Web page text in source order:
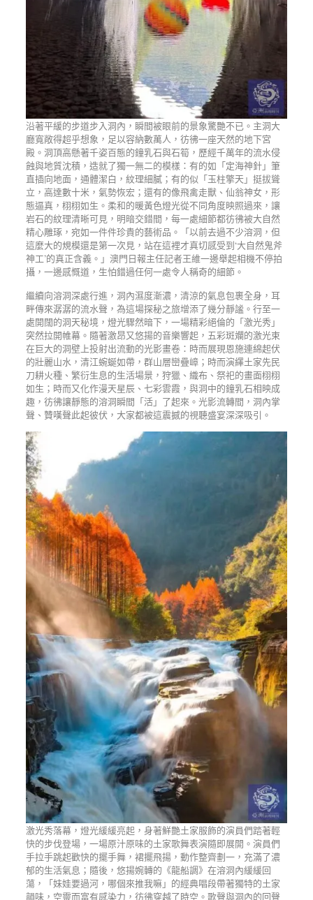
沿著平緩的步道步入洞內，瞬間被眼前的景象驚艷不已。主洞大
廳寬敞得超乎想象，足以容納數萬人，彷彿一座天然的地下宮
殿。洞頂高懸著千姿百態的鐘乳石與石筍，歷經千萬年的流水侵
蝕與地質沈積，造就了獨一無二的模樣：有的如「定海神針」筆
直插向地面，通體潔白，紋理細膩；有的似「玉柱擎天」挺拔聳
立，高達數十米，氣勢恢宏；還有的像飛禽走獸、仙翁神女，形
態逼真，栩栩如生。柔和的暖黃色燈光從不同角度映照過來，讓
岩石的紋理清晰可見，明暗交錯間，每一處細節都彷彿被大自然
精心雕琢，宛如一件件珍貴的藝術品。「以前去過不少溶洞，但
這麼大的規模還是第一次見，站在這裡才真切感受到‘大自然鬼斧
神工’的真正含義。」澳門日報主任記者王維一邊舉起相機不停拍
攝，一邊感慨道，生怕錯過任何一處令人稱奇的細節。
繼續向溶洞深處行進，洞內濕度漸濃，清涼的氣息包裹全身，耳
畔傳來潺潺的流水聲，為這場探秘之旅增添了幾分靜謐。行至一
處開闊的洞天秘境，燈光驟然暗下，一場精彩絕倫的「激光秀」
突然拉開帷幕。隨著激昂又悠揚的音樂響起，五彩斑斕的激光束
在巨大的洞壁上投射出流動的光影畫卷：時而展現恩施連綿起伏
的壯麗山水，清江蜿蜒如帶，群山層巒疊嶂；時而演繹土家先民
刀耕火種、繁衍生息的生活場景，狩獵、織布、祭祀的畫面栩栩
如生；時而又化作漫天星辰、七彩雲霞，與洞中的鐘乳石相映成
趣，彷彿讓靜態的溶洞瞬間「活」了起來。光影流轉間，洞內掌
聲、贊嘆聲此起彼伏，大家都被這震撼的視聽盛宴深深吸引。
激光秀落幕，燈光緩緩亮起，身著鮮艷土家服飾的演員們踏著輕
快的步伐登場，一場原汁原味的土家歌舞表演隨即展開。演員們
手拉手跳起歡快的擺手舞，裙擺飛揚，動作整齊劃一，充滿了濃
郁的生活氣息；隨後，悠揚婉轉的《龍船調》在溶洞內緩緩回
蕩，「妹娃要過河，哪個來推我嘛」的經典唱段帶著獨特的土家
韻味，空靈而富有感染力，彷彿穿越了時空。歌聲與洞內的回聲